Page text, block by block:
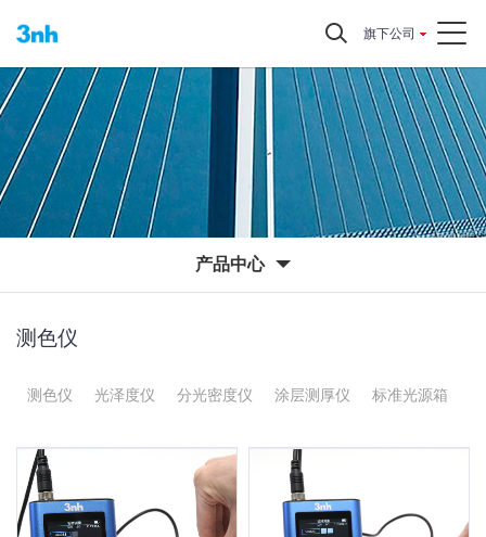
旗下公司
产品中心
测色仪
测色仪 光泽度仪 分光密度仪 涂层测厚仪 标准光源箱